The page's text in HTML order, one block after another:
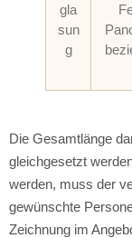
gla
sun
g
Die Gesamtlänge
gleichgesetzt
werden, muss der
gewünschte
Zeichnung im